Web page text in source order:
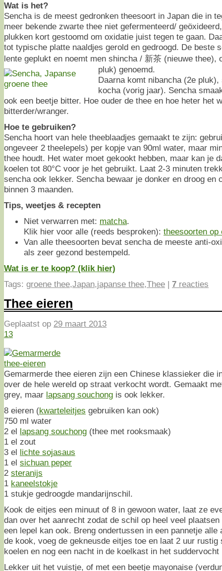
Wat is het?
Sencha is de meest gedronken theesoort in Japan die in
meer bekende zwarte thee niet gefermenteerd/
plukken kort gestoomd om oxidatie juist tegen te gaan.
tot typische platte naaldjes gerold en gedroogd. De beste
lente geplukt en noemt men shincha / 新茶 (nieuwe thee),
pluk) genoemd.
Daarna komt nibancha (2e
kocha (vorig jaar). Sencha
ook een beetje bitter. Hoe ouder de thee en hoe heter het
bitterder/wranger.
Hoe te gebruiken?
Sencha hoort van hele theeblaadjes gemaakt te zijn:
ongeveer 2 theelepels) per kopje van 90ml water, maar
thee houdt. Het water moet gekookt hebben, maar kan je
koelen tot 80°C voor je het gebruikt. Laat 2-3 minuten
sencha ook lekker. Sencha bewaar je donker en droog en
binnen 3 maanden.
Tips, weetjes & recepten
Niet verwarren met: matcha.
Klik hier voor alle (reeds besproken): theesoorten op
Van alle theesoorten bevat sencha de meeste anti-
als zeer gezond bestempeld.
Wat is er te koop? (klik hier)
Tags: groene thee,Japan,japanse thee,Thee | 7 reacties
Thee eieren
Geplaatst op 29 maart 2013
13
Gemarmerde thee eieren zijn een Chinese klassieker die
over de hele wereld op straat verkocht wordt. Gemaakt
grey, maar lapsang souchong is ook lekker.
8 eieren (kwarteleitjes gebruiken kan ook)
750 ml water
2 el lapsang souchong (thee met rooksmaak)
1 el zout
3 el lichte sojasaus
1 el sichuan peper
2 steranijs
1 kaneelstokje
1 stukje gedroogde mandarijnschil.
Kook de eitjes een minuut of 8 in gewoon water, laat ze
dan over het aanrecht zodat de schil op heel veel
een lepel kan ook. Breng ondertussen in een pannetje alle
de kook, voeg de gekneusde eitjes toe en laat 2 uur rustig
koelen en nog een nacht in de koelkast in het
Lekker uit het vuistje, of met een beetje mayonaise